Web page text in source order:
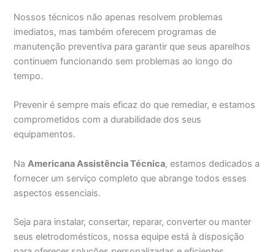
Nossos técnicos não apenas resolvem problemas
imediatos, mas também oferecem programas de
manutenção preventiva para garantir que seus aparelhos
continuem funcionando sem problemas ao longo do
tempo.
Prevenir é sempre mais eficaz do que remediar, e estamos
comprometidos com a durabilidade dos seus
equipamentos.
Na Americana Assistência Técnica, estamos dedicados a
fornecer um serviço completo que abrange todos esses
aspectos essenciais.
Seja para instalar, consertar, reparar, converter ou manter
seus eletrodomésticos, nossa equipe está à disposição